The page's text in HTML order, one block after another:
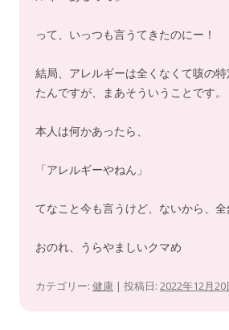
って、いっつも言うてきたのにー！
結局、アレルギーは全くなくて咳の
たんですが、まあそういうことです。
本人は何かあったら、
「アレルギーやねん」
てなこと今も言うけど、ないから、全
おのれ、うらやましいクマめ
カテゴリー: 健康 | 投稿日: 2022年12月20